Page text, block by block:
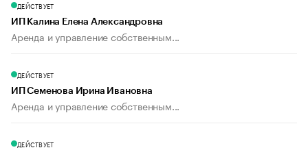
ДЕЙСТВУЕТ
ИП Калина Елена Александровна
Аренда и управление собственным...
ДЕЙСТВУЕТ
ИП Семенова Ирина Ивановна
Аренда и управление собственным...
ДЕЙСТВУЕТ